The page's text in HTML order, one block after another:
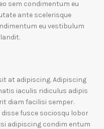
sem condimentum eu
ante scelerisque
eu vestibulum
at adipiscing. Adipiscing
iaculis ridiculus adipis
diam facilisi semper.
fusce sociosqu lobor
adipiscing condim entum